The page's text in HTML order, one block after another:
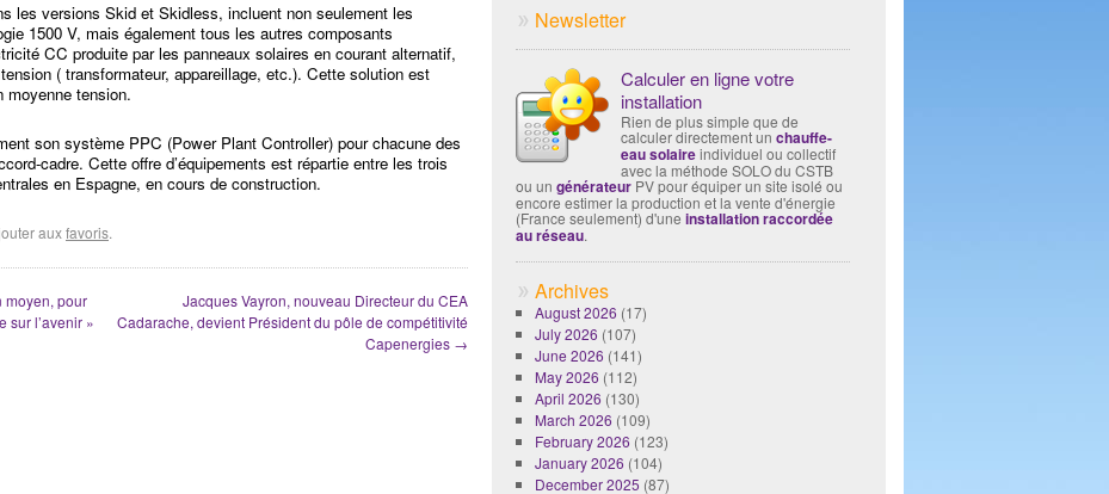
les versions Skid et Skidless, incluent non seulement les
1500 V, mais également tous les autres composants
CC produite par les panneaux solaires en courant alternatif,
( transformateur, appareillage, etc.). Cette solution est
moyenne tension.
son système PPC (Power Plant Controller) pour chacune des
cadre. Cette offre d’équipements est répartie entre les trois
en Espagne, en cours de construction.
auxfavoris.
moyen, pour
sur l’avenir »
Jacques Vayron, nouveau Directeur du CEA
Cadarache, devient Président du pôle de compétitivité
Capenergies →
Newsletter
Calculer en ligne votre
installation
Rien de plus simple que de
calculer directement un chauffe-
eau solaireindividuel ou collectif
avec la méthode SOLO du CSTB
ou un générateur PV pour équiper un site isolé ou
encore estimer la production et la vente d'énergie
(France seulement) d'une installation raccordée
au réseau.
Archives
August 2026 (17)
July 2026 (107)
June 2026 (141)
May 2026 (112)
April 2026 (130)
March 2026 (109)
February 2026 (123)
January 2026 (104)
December 2025 (87)